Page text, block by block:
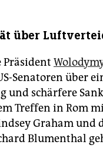
über
Präsident
Senatoren über
und schärfere
Treffen in Rom
Graham und
Blumenthal